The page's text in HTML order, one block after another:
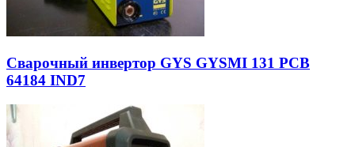
Сварочный инвертор GYS GYSMI 131 PCB
64184 IND7